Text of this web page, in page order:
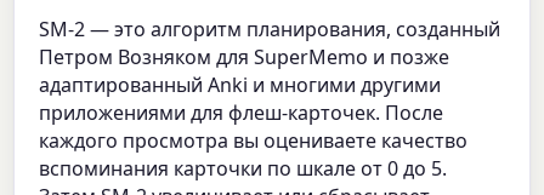
SM-2 — это алгоритм планирования, созданный
Петром Возняком для SuperMemo и позже
адаптированный Anki и многими другими
приложениями для флеш-карточек. После
каждого просмотра вы оцениваете качество
вспоминания карточки по шкале от 0 до 5.